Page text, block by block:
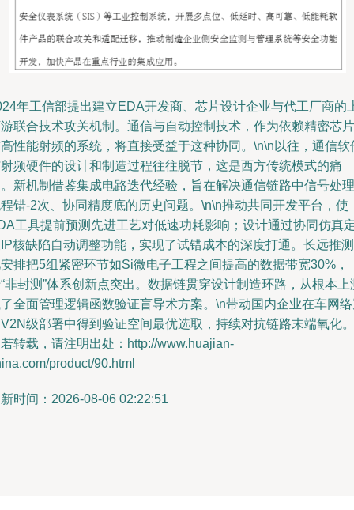
年工信部提出建立EDA开发商、芯片设计企业与代工厂商的
联合技术攻关机制。通信与自动控制技术，作为依赖精密芯片
性能射频的系统，将直接受益于这种协同。\n\n以往，通信软
频硬件的设计和制造过程往往脱节，这是西方传统模式的痛
新机制借鉴集成电路迭代经验，旨在解决通信链路中信号处理
错-2次、协同精度底的历史问题。\n\n推动共同开发平台，使
工具提前预测先进工艺对低速功耗影响；设计通过协同仿真
核缺陷自动调整功能，实现了试错成本的深度打通。长远推测
排把5组紧密环节如Si微电子工程之间提高的数据带宽30%，
非封测”体系创新点突出。数据链贯穿设计制造环路，从根本上
全面管理逻辑函数验证盲导术方案。\n带动国内企业在车网
级部署中得到验证空间最优选取，持续对抗链路末端氧化。
转载，请注明出处：http://www.huajian-
product/90.html
时间：2026-08-06 02:22:51